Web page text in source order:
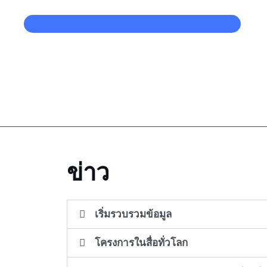
ข่าว
เริ่มรวบรวมข้อมูล
โครงการในสื่อทั่วโลก